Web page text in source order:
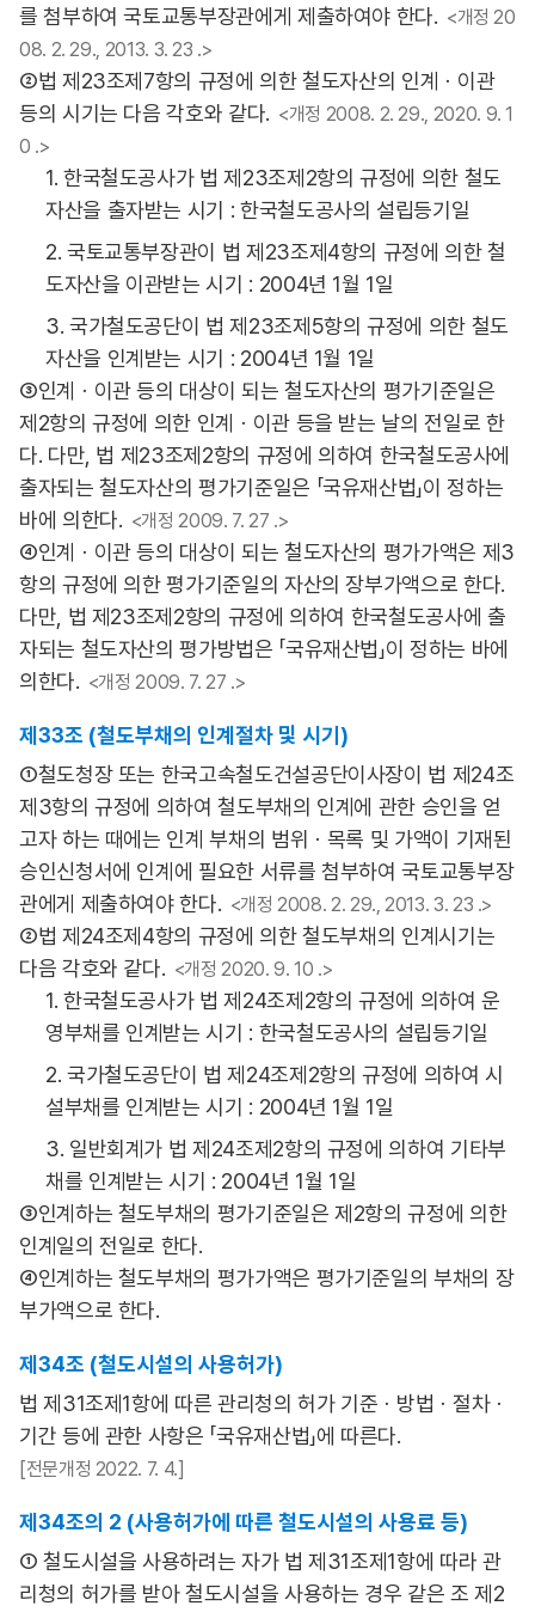
를 첨부하여 국토교통부장관에게 제출하여야 한다. <개정 20
08. 2. 29., 2013. 3. 23 .>
②법 제23조제7항의 규정에 의한 철도자산의 인계ㆍ이관
등의 시기는 다음 각호와 같다. <개정 2008. 2. 29., 2020. 9. 1
0 .>
1. 한국철도공사가 법 제23조제2항의 규정에 의한 철도
자산을 출자받는 시기 : 한국철도공사의 설립등기일
2. 국토교통부장관이 법 제23조제4항의 규정에 의한 철
도자산을 이관받는 시기 : 2004년 1월 1일
3. 국가철도공단이 법 제23조제5항의 규정에 의한 철도
자산을 인계받는 시기 : 2004년 1월 1일
③인계ㆍ이관 등의 대상이 되는 철도자산의 평가기준일은
제2항의 규정에 의한 인계ㆍ이관 등을 받는 날의 전일로 한
다. 다만, 법 제23조제2항의 규정에 의하여 한국철도공사에
출자되는 철도자산의 평가기준일은 「국유재산법」이 정하는
바에 의한다. <개정 2009. 7. 27 .>
④인계ㆍ이관 등의 대상이 되는 철도자산의 평가가액은 제3
항의 규정에 의한 평가기준일의 자산의 장부가액으로 한다.
다만, 법 제23조제2항의 규정에 의하여 한국철도공사에 출
자되는 철도자산의 평가방법은 「국유재산법」이 정하는 바에
의한다. <개정 2009. 7. 27 .>
제33조 (철도부채의 인계절차 및 시기)
①철도청장 또는 한국고속철도건설공단이사장이 법 제24조
제3항의 규정에 의하여 철도부채의 인계에 관한 승인을 얻
고자 하는 때에는 인계 부채의 범위ㆍ목록 및 가액이 기재된
승인신청서에 인계에 필요한 서류를 첨부하여 국토교통부장
관에게 제출하여야 한다. <개정 2008. 2. 29., 2013. 3. 23 .>
②법 제24조제4항의 규정에 의한 철도부채의 인계시기는
다음 각호와 같다. <개정 2020. 9. 10 .>
1. 한국철도공사가 법 제24조제2항의 규정에 의하여 운
영부채를 인계받는 시기 : 한국철도공사의 설립등기일
2. 국가철도공단이 법 제24조제2항의 규정에 의하여 시
설부채를 인계받는 시기 : 2004년 1월 1일
3. 일반회계가 법 제24조제2항의 규정에 의하여 기타부
채를 인계받는 시기 : 2004년 1월 1일
③인계하는 철도부채의 평가기준일은 제2항의 규정에 의한
인계일의 전일로 한다.
④인계하는 철도부채의 평가가액은 평가기준일의 부채의 장
부가액으로 한다.
제34조 (철도시설의 사용허가)
법 제31조제1항에 따른 관리청의 허가 기준ㆍ방법ㆍ절차ㆍ
기간 등에 관한 사항은 「국유재산법」에 따른다.
[전문개정 2022. 7. 4.]
제34조의 2 (사용허가에 따른 철도시설의 사용료 등)
① 철도시설을 사용하려는 자가 법 제31조제1항에 따라 관
리청의 허가를 받아 철도시설을 사용하는 경우 같은 조 제2